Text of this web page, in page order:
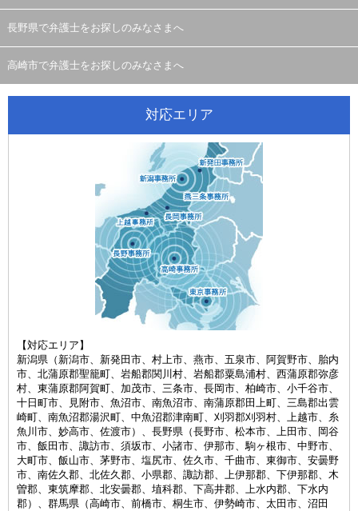
長野県で弁護士をお探しのみなさまへ
高崎市で弁護士をお探しのみなさまへ
対応エリア
【対応エリア】
新潟県（新潟市、新発田市、村上市、燕市、五泉市、阿賀野市、胎内
市、北蒲原郡聖籠町、岩船郡関川村、岩船郡粟島浦村、西蒲原郡弥彦
村、東蒲原郡阿賀町、加茂市、三条市、長岡市、柏崎市、小千谷市、
十日町市、見附市、魚沼市、南魚沼市、南蒲原郡田上町、三島郡出雲
崎町、南魚沼郡湯沢町、中魚沼郡津南町、刈羽郡刈羽村、上越市、糸
魚川市、妙高市、佐渡市）、長野県（長野市、松本市、上田市、岡谷
市、飯田市、諏訪市、須坂市、小諸市、伊那市、駒ヶ根市、中野市、
大町市、飯山市、茅野市、塩尻市、佐久市、千曲市、東御市、安曇野
市、南佐久郡、北佐久郡、小県郡、諏訪郡、上伊那郡、下伊那郡、木
曽郡、東筑摩郡、北安曇郡、埴科郡、下高井郡、上水内郡、下水内
郡）、群馬県（高崎市、前橋市、桐生市、伊勢崎市、太田市、沼田